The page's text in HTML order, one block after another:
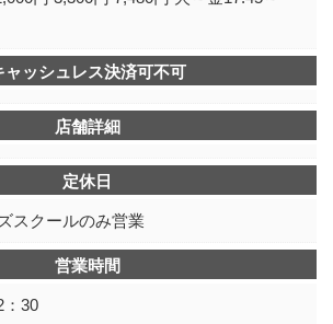
ャッシュレス決済可不可
店舗詳細
定休日
スクールのみ営業
営業時間
：30